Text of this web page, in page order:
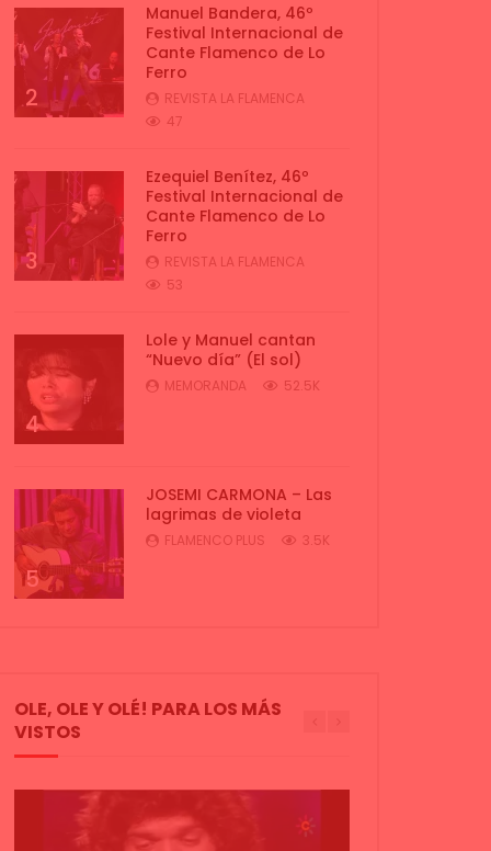
2
Manuel Bandera, 46º
Festival Internacional de
Cante Flamenco de Lo
Ferro
REVISTA LA FLAMENCA
47
3
Ezequiel Benítez, 46º
Festival Internacional de
Cante Flamenco de Lo
Ferro
REVISTA LA FLAMENCA
53
4
Lole y Manuel cantan
“Nuevo día” (El sol)
MEMORANDA 52.5K
5
JOSEMI CARMONA – Las
lagrimas de violeta
FLAMENCO PLUS 3.5K
OLE, OLE Y OLÉ! PARA LOS MÁS
VISTOS